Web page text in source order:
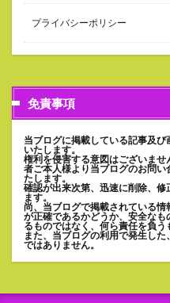
プライバシーポリシー
免責事項
当ブログに掲載している記事及
いたします。
権利を侵害する意図はございま
者ご本人様より当ブログのお問
たします。
確認が出来次第、迅速に削除、
ます。
尚、当ブログで掲載されている
が正確であるかどうか、安全な
るものではなく、何ら責任を負う
また、当ブログの利用で発生し
ではありません。